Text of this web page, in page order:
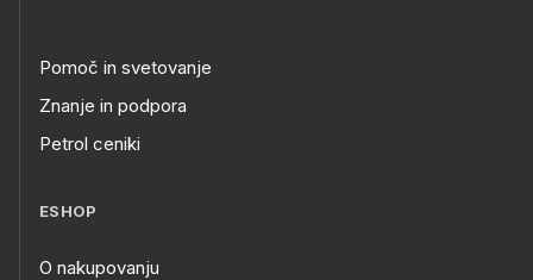
Pomoč in svetovanje
Znanje in podpora
Petrol ceniki
ESHOP
O nakupovanju